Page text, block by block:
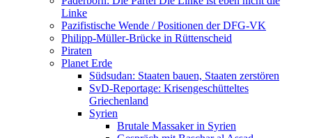
Linke
Pazifistische Wende / Positionen der DFG-VK
Philipp-Müller-Brücke in Rüttenscheid
Piraten
Planet Erde
Südsudan: Staaten bauen, Staaten zerstören
SvD-Reportage: Krisengeschütteltes
Griechenland
Syrien
Brutale Massaker in Syrien